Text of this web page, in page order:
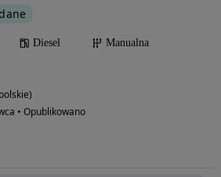
Diesel
Manualna
• Opublikowano